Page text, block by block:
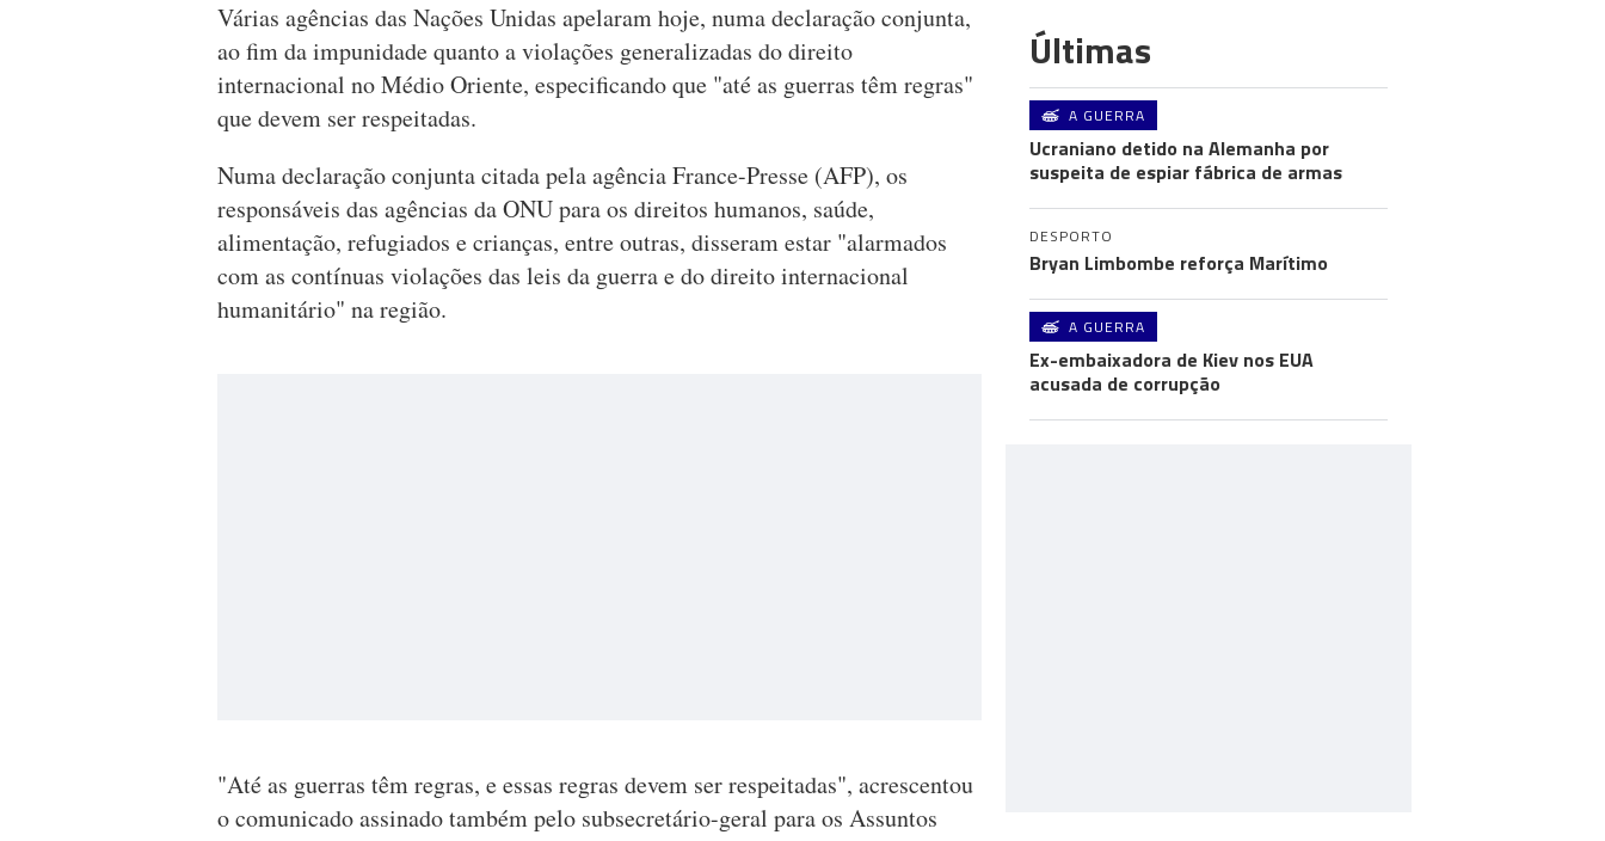
Várias agências das Nações Unidas apelaram hoje, numa declaração conjunta,
ao fim da impunidade quanto a violações generalizadas do direito
internacional no Médio Oriente, especificando que "até as guerras têm regras"
que devem ser respeitadas.
Numa declaração conjunta citada pela agência France-Presse (AFP), os
responsáveis das agências da ONU para os direitos humanos, saúde,
alimentação, refugiados e crianças, entre outras, disseram estar "alarmados
com as contínuas violações das leis da guerra e do direito internacional
humanitário" na região.
"Até as guerras têm regras, e essas regras devem ser respeitadas", acrescentou
o comunicado assinado também pelo subsecretário-geral para os Assuntos
Últimas
A GUERRA
Ucraniano detido na Alemanha por
suspeita de espiar fábrica de armas
DESPORTO
Bryan Limbombe reforça Marítimo
A GUERRA
Ex-embaixadora de Kiev nos EUA
acusada de corrupção